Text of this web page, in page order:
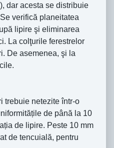
dar acesta se distribuie
verifică planeitatea
lipire şi eliminarea
La colţurile ferestrelor
De asemenea, şi la
trebuie netezite într-o
de până la 10
de lipire. Peste 10 mm
de tencuială, pentru